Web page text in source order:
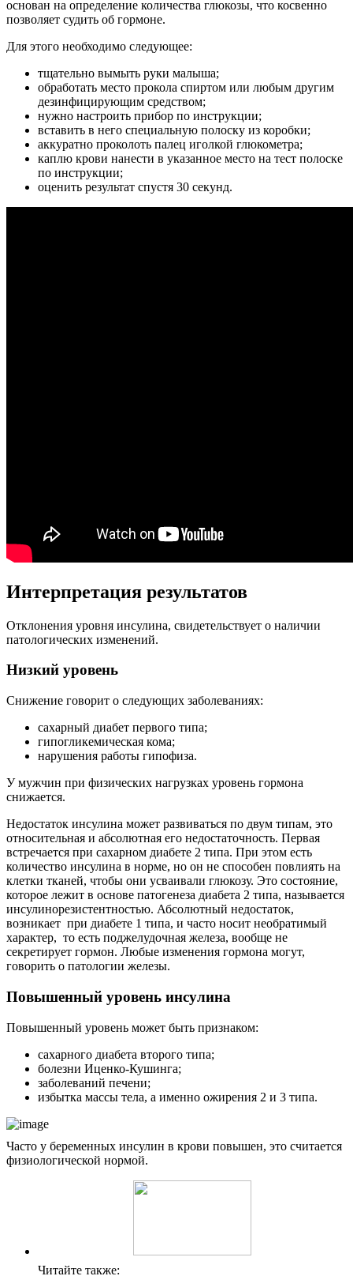
основан на определение количества глюкозы, что косвенно
позволяет судить об гормоне.
Для этого необходимо следующее:
тщательно вымыть руки малыша;
обработать место прокола спиртом или любым другим
дезинфицирующим средством;
нужно настроить прибор по инструкции;
вставить в него специальную полоску из коробки;
аккуратно проколоть палец иголкой глюкометра;
каплю крови нанести в указанное место на тест полоске
по инструкции;
оценить результат спустя 30 секунд.
Интерпретация результатов
Отклонения уровня инсулина, свидетельствует о наличии
патологических изменений.
Низкий уровень
Снижение говорит о следующих заболеваниях:
сахарный диабет первого типа;
гипогликемическая кома;
нарушения работы гипофиза.
У мужчин при физических нагрузках уровень гормона
снижается.
Недостаток инсулина может развиваться по двум типам, это
относительная и абсолютная его недостаточность. Первая
встречается при сахарном диабете 2 типа. При этом есть
количество инсулина в норме, но он не способен повлиять на
клетки тканей, чтобы они усваивали глюкозу. Это состояние,
которое лежит в основе патогенеза диабета 2 типа, называется
инсулинорезистентностью. Абсолютный недостаток,
возникает при диабете 1 типа, и часто носит необратимый
характер, то есть поджелудочная железа, вообще не
секретирует гормон. Любые изменения гормона могут,
говорить о патологии железы.
Повышенный уровень инсулина
Повышенный уровень может быть признаком:
сахарного диабета второго типа;
болезни Иценко-Кушинга;
заболеваний печени;
избытка массы тела, а именно ожирения 2 и 3 типа.
Часто у беременных инсулин в крови повышен, это считается
физиологической нормой.
Читайте также: